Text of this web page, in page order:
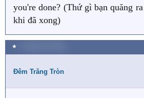
you're done? (Thứ gì bạn quăng
khi đã xong)
★
Đêm Trăng Tròn